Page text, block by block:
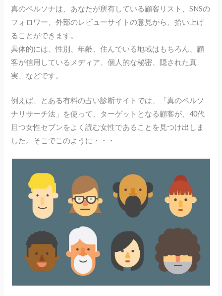
真のペルソナは、あなたが所有している顧客リスト、SNSの
フォロワー、外部のレビューサイトの意見から、拾い上げ
ることができます。
具体的には、性別、年齢、住んでいる地域はもちろん、顧
客が信用しているメディア、個人的な秘密、隠された真
実、などです。
例えば、とある有料の占い診断サイトでは、「真のペルソ
ナリサーチ法」を使って、ターゲットとなる顧客が、40代
且つ女性セブンをよく読む女性であることを見つけ出しま
した。そこでこのように・・・